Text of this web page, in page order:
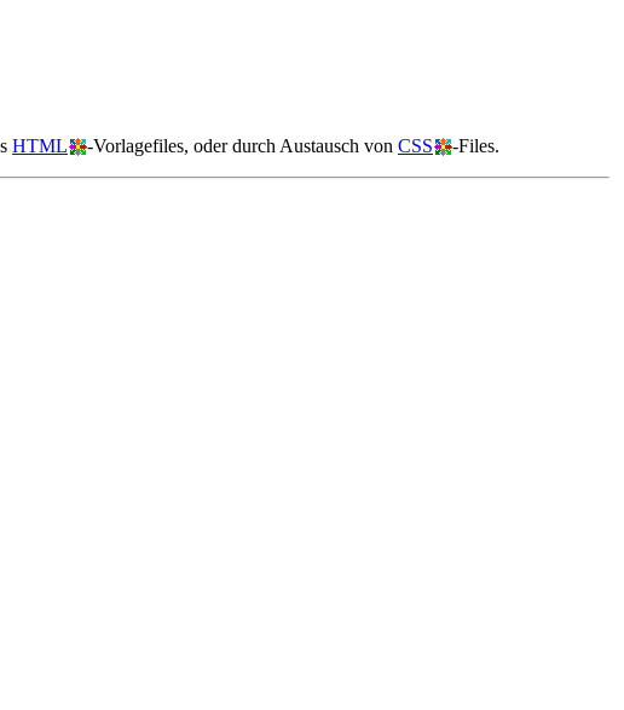
HTML -Vorlagefiles, oder durch Austausch von CSS -Files.